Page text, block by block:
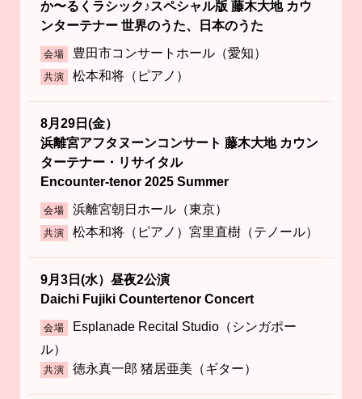
か〜るくラシック♪スペシャル版 藤木大地 カウ
ンターテナー 世界のうた、日本のうた
会場 豊田市コンサートホール（愛知）
共演 松本和将（ピアノ）
8月29日(金）
浜離宮アフタヌーンコンサート 藤木大地 カウン
ターテナー・リサイタル
Encounter-tenor 2025 Summer
会場 浜離宮朝日ホール（東京）
共演 松本和将（ピアノ）宮里直樹（テノール）
9月3日(水）昼夜2公演
Daichi Fujiki Countertenor Concert
会場
Esplanade Recital Studio（シンガポー
ル）
共演 徳永真一郎 猪居亜美（ギター）